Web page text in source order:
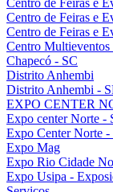
Centro de Feiras e
Centro de Feiras e
Centro Multieventos
Chapecó - SC
Distrito Anhembi
Distrito Anhembi -
EXPO CENTER
Expo center Norte -
Expo Center Norte -
Expo Mag
Expo Rio Cidade
Expo Usipa -